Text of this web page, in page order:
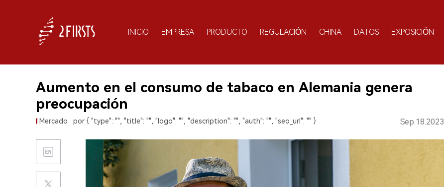
INICIO EMPRESA PRODUCTO REGULACIÓN CHINA DATOS EXPOSICIÓN
Aumento en el consumo de tabaco en Alemania genera
preocupación
Mercado por { "type": "", "title": "", "logo": "", "description": "", "auth": "", "seo_url": "" } Sep.18.2023